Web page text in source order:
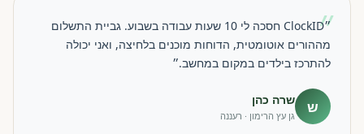
״
״ClockID חסכה לי 10 שעות עבודה בשבוע. גביית התשלום
מההורים אוטומטית, הדוחות מוכנים בלחיצה, ואני יכולה
להתרכז בילדים במקום במחשב.״
ש שרה כהן
גן עץ הרימון · רעננה